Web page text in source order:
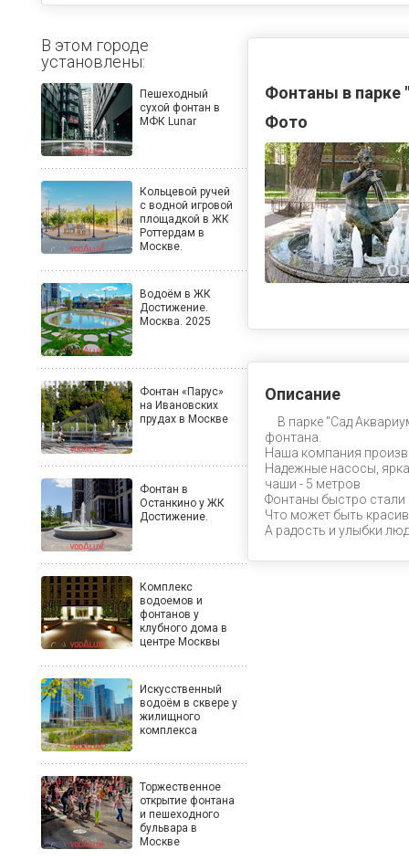
Фонтаны в парке
Фото
Описание
В парке "Сад
фонтана.
Наша компания
Надежные насосы,
чаши - 5 метров
Фонтаны быстро
Что может быть
А радость и улыбки
В этом городе
установлены:
Пешеходный
сухой фонтан в
МФК Lunar
Кольцевой ручей
с водной игровой
площадкой в ЖК
Роттердам в
Москве.
Водоём в ЖК
Достижение.
Москва. 2025
Фонтан «Парус»
на Ивановских
прудах в Москве
Фонтан в
Останкино у ЖК
Достижение.
Комплекс
водоемов и
фонтанов у
клубного дома в
центре Москвы
Искусственный
водоём в сквере у
жилищного
комплекса
Торжественное
открытие фонтана
и пешеходного
бульвара в
Москве